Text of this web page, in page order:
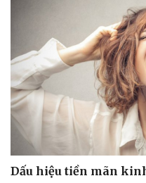
Doanh nghiệp
Thông tin doanh nghiệp
Doanh nghiệp 24h
Doanh nhân
Dấu hiệu tiền mãn